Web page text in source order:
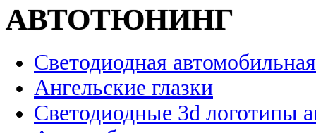
АВТОТЮНИНГ
Светодиодная
Ангельские глазки
Светодиодные 3d логотипы